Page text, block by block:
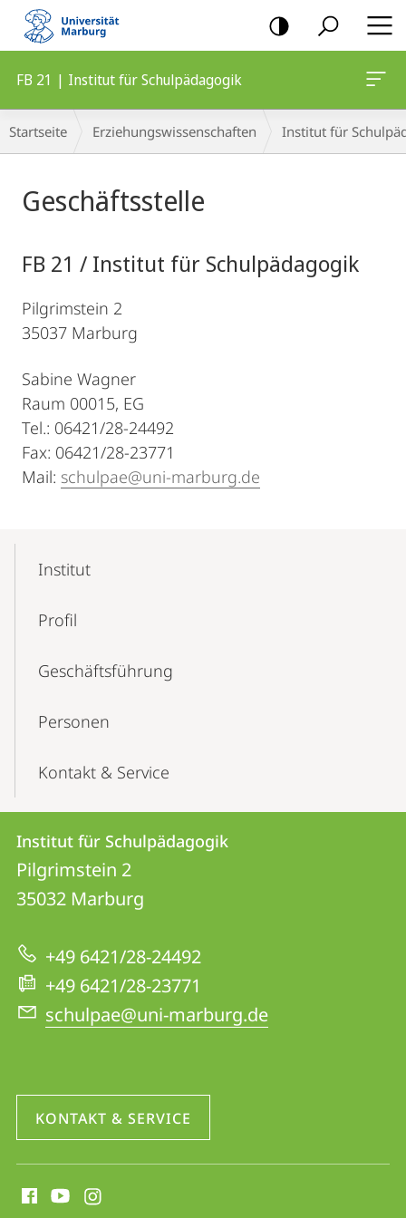
Mobile-
Navigation
FB 21 | Institut für Schulpädagogik
Breadcrumb-
Navigation
Startseite Erziehungswissenschaften Institut für
Geschäftsstelle
FB 21 / Institut für Schulpädagogik
Pilgrimstein 2
35037 Marburg
Sabine Wagner
Raum 00015, EG
Tel.: 06421/28-24492
Fax: 06421/28-23771
Mail: schulpae@uni-marburg.de
Navigation
Institut
Profil
Geschäft­s­führung
Personen
Kontakt & Service
Kontakt
und
Informationen
zur
Website
Kontaktinformationen
Institut
für
Schulpädagogik
Institut für Schulpädagogik
Pilgrimstein 2
35032 Marburg
+49 6421/28-24492
+49 6421/28-23771
schulpae@uni-marburg.de
KONTAKT & SERVICE
Media